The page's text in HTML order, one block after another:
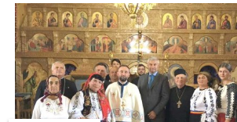
Octombrie Noiembrie Decembrie